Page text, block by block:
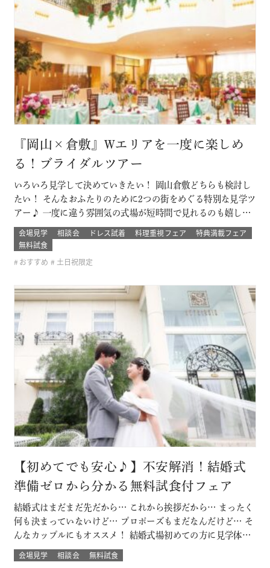
『岡山×倉敷』Wエリアを一度に楽しめ
る！ブライダルツアー
いろいろ見学して決めていきたい！ 岡山倉敷どちらも検討し
たい！ そんなおふたりのために2つの街をめぐる特別な見学ツ
アー♪ 一度に違う雰囲気の式場が短時間で見れるのも嬉しい
ポイント！ ブライダルデート楽しもう！ このフェアに含まれ
るコンテンツ SPECIAL BENEFITS HPからフェア予約された
ン…
会場見学 相談会 ドレス試着 料理重視フェア
特典満載フェア
無料試食
おすすめ
土日祝限定
【初めてでも安心♪】不安解消！結婚式
準備ゼロから分かる無料試食付フェア
結婚式はまだまだ先だから… これから挨拶だから… まったく
何も決まっていないけど… プロポーズもまだなんだけど… そ
んなカップルにもオススメ！ 結婚式場初めての方に見学体験
ウェディング試食も結婚式の挙式体験も披露宴演出体験
も！！ いろいろな体験が気軽にできるよくばりフェア♪ 結婚
会場見学 相談会 無料試食